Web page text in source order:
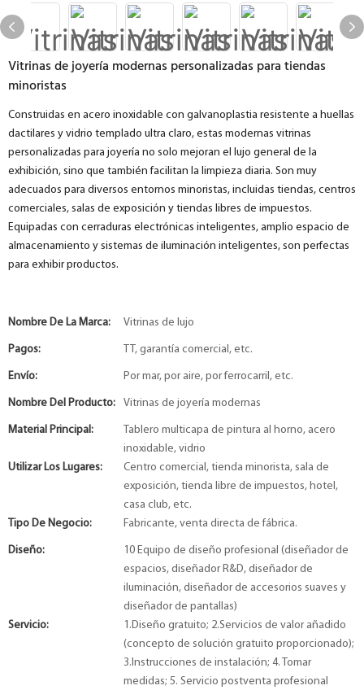
Vitrinas de joyería modernas personalizadas para tiendas
minoristas
Construidas en acero inoxidable con galvanoplastia resistente a huellas
dactilares y vidrio templado ultra claro, estas modernas vitrinas
personalizadas para joyería no solo mejoran el lujo general de la
exhibición, sino que también facilitan la limpieza diaria. Son muy
adecuados para diversos entornos minoristas, incluidas tiendas, centros
comerciales, salas de exposición y tiendas libres de impuestos.
Equipadas con cerraduras electrónicas inteligentes, amplio espacio de
almacenamiento y sistemas de iluminación inteligentes, son perfectas
para exhibir productos.
Nombre De La Marca: Vitrinas de lujo
Pagos: TT, garantía comercial, etc.
Envío: Por mar, por aire, por ferrocarril, etc.
Nombre Del Producto: Vitrinas de joyería modernas
Material Principal:
Tablero multicapa de pintura al horno, acero
inoxidable, vidrio
Utilizar Los Lugares:
Centro comercial, tienda minorista, sala de
exposición, tienda libre de impuestos, hotel,
casa club, etc.
Tipo De Negocio:
Fabricante, venta directa de fábrica.
Diseño:
10 Equipo de diseño profesional (diseñador de
espacios, diseñador R&D, diseñador de
iluminación, diseñador de accesorios suaves y
diseñador de pantallas)
Servicio:
1.Diseño gratuito; 2.Servicios de valor añadido
(concepto de solución gratuito proporcionado);
3.Instrucciones de instalación; 4. Tomar
medidas; 5. Servicio postventa profesional